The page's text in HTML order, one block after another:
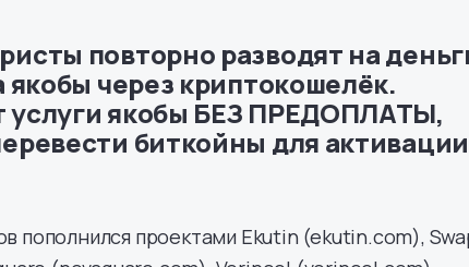
повторно разводят на
якобы через криптокошелёк.
якобы БЕЗ ПРЕДОПЛАТЫ,
биткойны для активации
пополнился проектами Ekutin (ekutin.com),